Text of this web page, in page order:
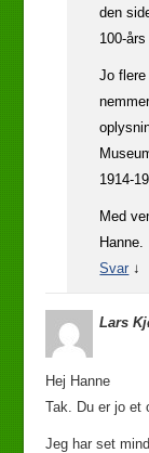
den
100-års
Jo
1914-
Med
Hanne.
Svar ↓
Lars
Hej Hanne
Tak. Du er jo et
Jeg har set